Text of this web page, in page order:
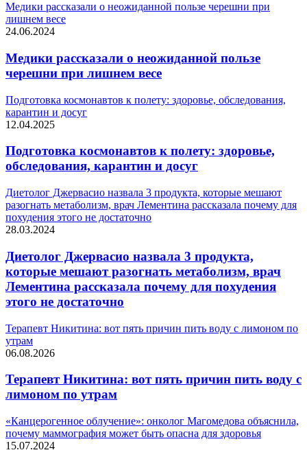
Медики рассказали о неожиданной пользе черешни при
лишнем весе
24.06.2024
Медики рассказали о неожиданной пользе
черешни при лишнем весе
Подготовка космонавтов к полету: здоровье, обследования,
карантин и досуг
12.04.2025
Подготовка космонавтов к полету: здоровье,
обследования, карантин и досуг
Диетолог Джервасио назвала 3 продукта, которые мешают
разогнать метаболизм, врач Лементина рассказала почему для
похудения этого не достаточно
28.03.2024
Диетолог Джервасио назвала 3 продукта,
которые мешают разогнать метаболизм, врач
Лементина рассказала почему для похудения
этого не достаточно
Терапевт Никитина: вот пять причин пить воду с лимоном по
утрам
06.08.2026
Терапевт Никитина: вот пять причин пить воду с
лимоном по утрам
«Канцерогенное облучение»: онколог Магомедова объяснила,
почему маммография может быть опасна для здоровья
15.07.2024